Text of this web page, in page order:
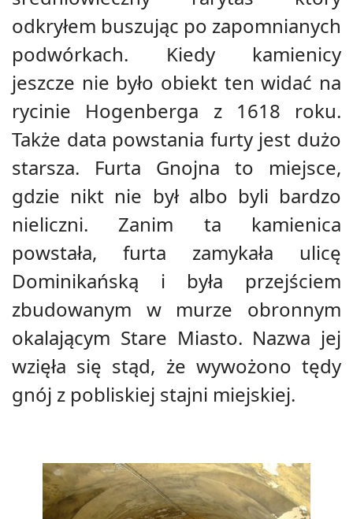
odkryłem buszując po zapomnianych
podwórkach. Kiedy kamienicy
jeszcze nie było obiekt ten widać na
rycinie Hogenberga z 1618 roku.
Także data powstania furty jest dużo
starsza. Furta Gnojna to miejsce,
gdzie nikt nie był albo byli bardzo
nieliczni. Zanim ta kamienica
powstała, furta zamykała ulicę
Dominikańską i była przejściem
zbudowanym w murze obronnym
okalającym Stare Miasto. Nazwa jej
wzięła się stąd, że wywożono tędy
gnój z pobliskiej stajni miejskiej.